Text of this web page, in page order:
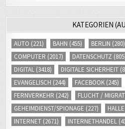
KATEGORIEN
AUTO (221) BAHN (455) BERLIN (280)
COMPUTER (2017) DATENSCHUTZ
DIGITAL (3418) DIGITALE SICHERHEIT
EVANGELISCH (244) FACEBOOK (245)
FERNVERKEHR (242) FLUCHT /
GEHEIMDIENST/SPIONAGE (227) HALLE
INTERNET (2671) INTERNETHANDEL